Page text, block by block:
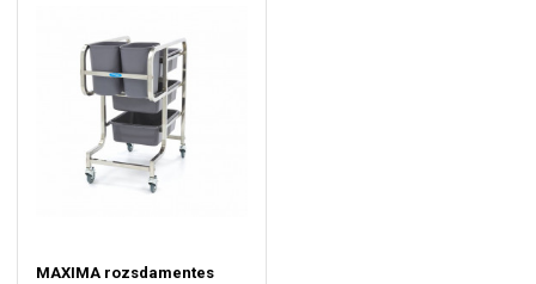
MAXIMA rozsdamentes